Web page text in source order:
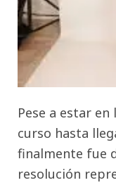
Pese a estar
curso hasta
finalmente fue
resolución